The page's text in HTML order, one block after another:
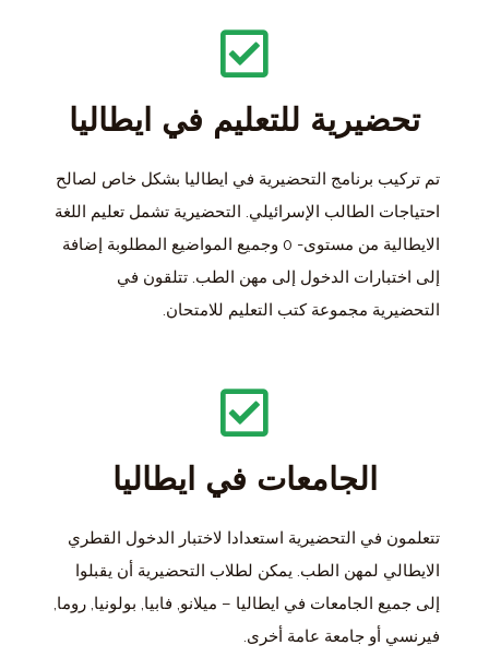
تحضيرية للتعليم في ايطاليا
تم تركيب برنامج التحضيرية في ايطاليا بشكل خاص لصالح
احتياجات الطالب الإسرائيلي. التحضيرية تشمل تعليم اللغة
الايطالية من مستوى- 0 وجميع المواضيع المطلوبة إضافة
إلى اختبارات الدخول إلى مهن الطب. تتلقون في
التحضيرية مجموعة كتب التعليم للامتحان.
الجامعات في ايطاليا
تتعلمون في التحضيرية استعدادا لاختبار الدخول القطري
الايطالي لمهن الطب. يمكن لطلاب التحضيرية أن يقبلوا
إلى جميع الجامعات في ايطاليا – ميلانو, فابيا, بولونيا, روما,
فيرنسي أو جامعة عامة أخرى.